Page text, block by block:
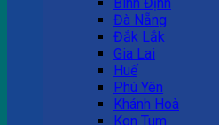
Đà Nẵng
Đắk Lắk
Gia Lai
Huế
Phú Yên
Khánh Hoà
Kon Tum